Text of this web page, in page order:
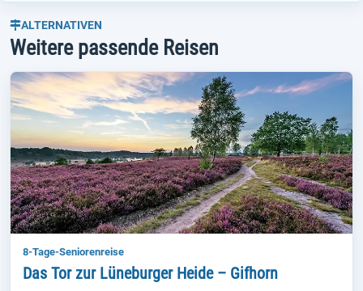
ALTERNATIVEN
Weitere passende Reisen
8-Tage-Seniorenreise
Das Tor zur Lüneburger Heide – Gifhorn